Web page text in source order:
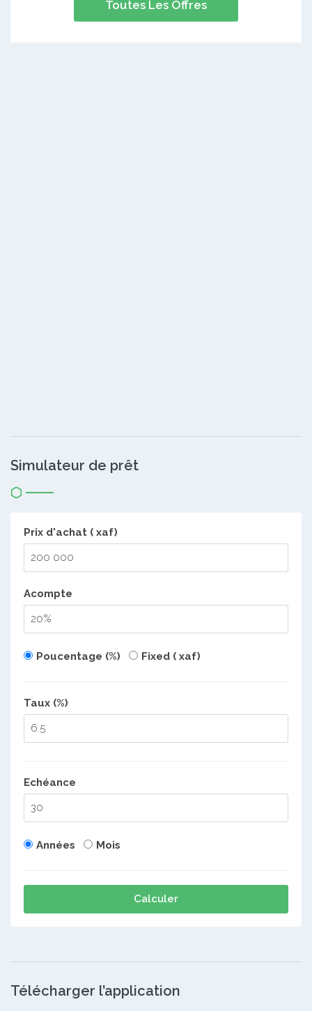
Toutes Les Offres
Simulateur de prêt
Prix d'achat ( xaf)
Acompte
Poucentage (%) Fixed ( xaf)
Taux (%)
Echéance
Années Mois
Calculer
Télécharger l’application